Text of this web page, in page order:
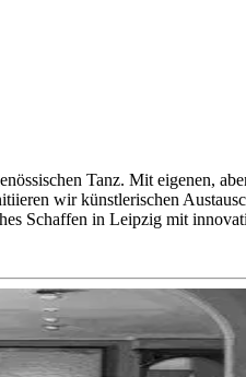
Tanz. Mit eigenen,
wir künstlerischen
Schaffen in Leipzig mit